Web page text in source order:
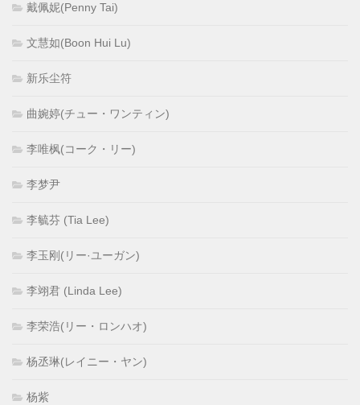
戴佩妮(Penny Tai)
文慧如(Boon Hui Lu)
新乐尘符
曲婉婷(チュー・ワンティン)
李唯枫(コーク・リー)
李梦尹
李毓芬 (Tia Lee)
李玉刚(リー·ユーガン)
李翊君 (Linda Lee)
李荣浩(リー・ロンハオ)
杨丞琳(レイニー・ヤン)
杨紫